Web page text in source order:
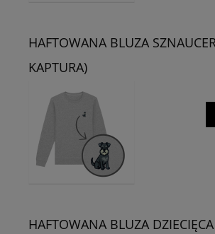
HAFTOWANA BLUZA
KAPTURA)
HAFTOWANA BLUZA